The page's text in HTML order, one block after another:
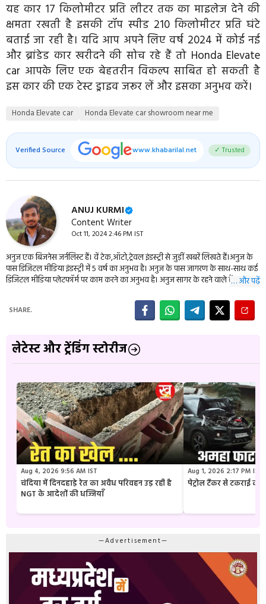
यह कार 17 किलोमीटर प्रति लीटर तक का माइलेज देने की
क्षमता रखती है इसकी टॉप स्पीड 210 किलोमीटर प्रति घंटे
बताई जा रही है। यदि आप अपने लिए वर्ष 2024 में कोई नई
और ब्रांडेड कार खरीदने की सोच रहे हैं तो Honda Elevate
car आपके लिए एक बेहतरीन विकल्प साबित हो सकती है
इस कार की एक टेस्ट ड्राइव जरूर लें और इसका अनुभव करें।
Honda Elevate car Honda Elevate car showroom near me
Verified Source www.khabarilal.net ✓ Trusted
ANUJ KURMI
Content Writer
Oct 11, 2024 2:46 PM IST
अनुज एक बिजनेस जर्नलिस्ट हैं। वें टेक,ऑटो,ट्रेवल इंडस्ट्री से जुड़ीं खबरें लिखते हैं।अनुज के
पास डिजिटल मीडिया इंडस्ट्री में 5 वर्ष का अनुभव है। अनुज के पास जागरण के साथ-साथ कई
डिजिटल मीडिया प्लेटफॉर्म पर काम करने का अनुभव है। अनुज सागर के रहने वाले हैं।… और पढ़ें
SHARE.
लेटेस्ट और ट्रेंडिंग स्टोरीज
Aug 4, 2026 9:56 AM IST
चंदिया में दिनदहाड़े रेत का अवैध परिवहन उड़ रही है
NGT के आदेशों की धज्जियाँ
Aug 1, 2026 2:17 PM IST
पेट्रोल टैंकर से टकराई
—Advertisement—